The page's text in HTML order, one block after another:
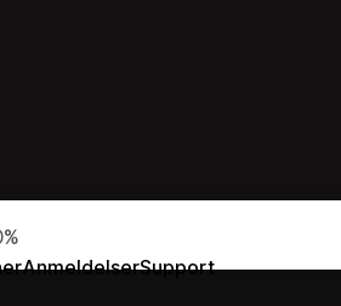
AnmeldelserSupport